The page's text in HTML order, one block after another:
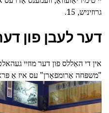
גרוזיניש, 15.
דער לעבן פון
אין די האַללס פון דער מוזיי
"משפּחה אַרומפאָרן" עס איז אַ